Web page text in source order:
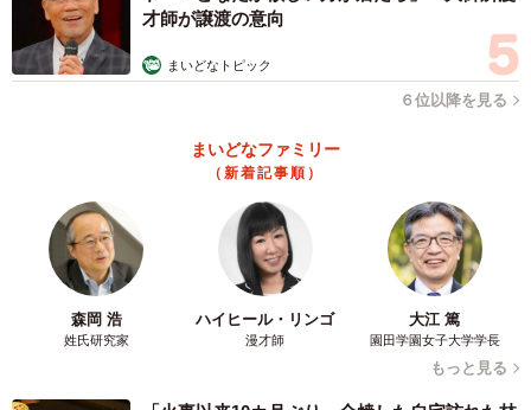
柴犬 むぎ(@shiba_mugista)がシェアした投稿
才師が譲渡の意向
まいどなトピック
６位以降を見る
まいどなファミリー
（新着記事順）
森岡 浩
姓氏研究家
ハイヒール・リンゴ
漫才師
大江 篤
園田学園女子大学学長
もっと見る